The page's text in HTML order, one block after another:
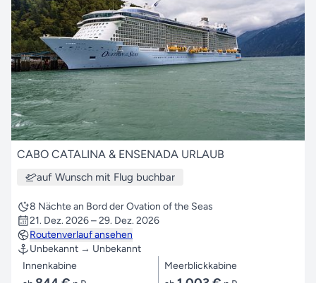
CABO CATALINA & ENSENADA URLAUB
auf Wunsch mit Flug buchbar
8 Nächte an Bord der Ovation of the Seas
21. Dez. 2026 – 29. Dez. 2026
Routenverlauf ansehen
Unbekannt → Unbekannt
Innenkabine
Meerblickkabine